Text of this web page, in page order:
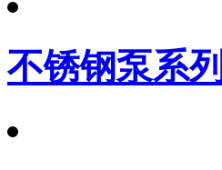
不锈钢泵系列